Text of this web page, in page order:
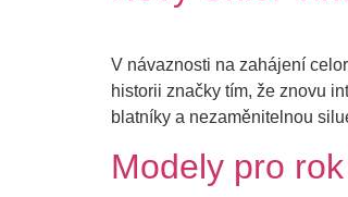
V návaznosti na zahájení
historii značky tím, že znovu
blatníky a nezaměnitelnou
Modely pro